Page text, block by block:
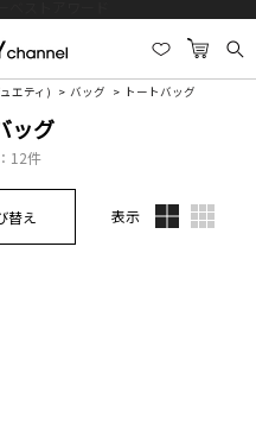
エティ) バッグ トートバッグ
ッグ
12件
替え 表示